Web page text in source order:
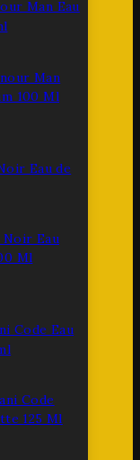
Man
100 Ml
Noir Eau
Ml
Code
125 Ml